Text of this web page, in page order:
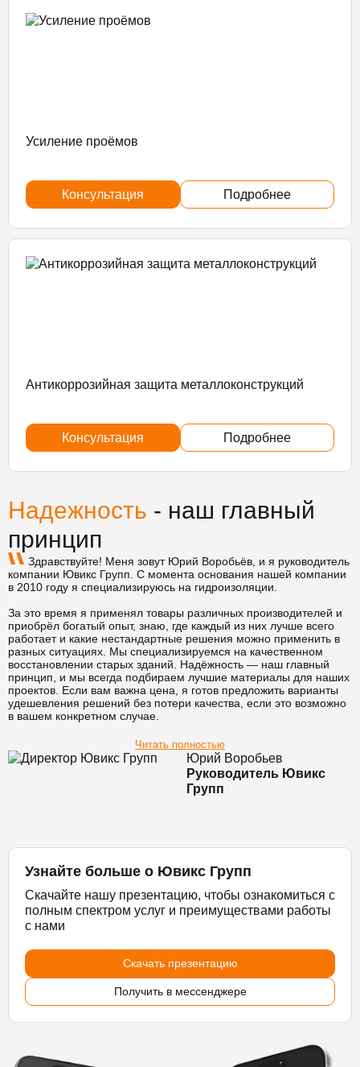
Усиление проёмов
Консультация Подробнее
Антикоррозийная защита металлоконструкций
Консультация Подробнее
Надежность - наш главный
принцип
Юрий Воробьев
Руководитель Ювикс
Групп
Узнайте больше о Ювикс Групп
Скачайте нашу презентацию, чтобы ознакомиться с
полным спектром услуг и преимуществами работы
с нами
Скачать презентацию
Получить в мессенджере
Здравствуйте! Меня зовут Юрий Воробьёв, и я руководитель
компании Ювикс Групп. С момента основания нашей компании
в 2010 году я специализируюсь на гидроизоляции.
За это время я применял товары различных производителей и
приобрёл богатый опыт, знаю, где каждый из них лучше всего
работает и какие нестандартные решения можно применить в
разных ситуациях. Мы специализируемся на качественном
восстановлении старых зданий. Надёжность — наш главный
принцип, и мы всегда подбираем лучшие материалы для наших
проектов. Если вам важна цена, я готов предложить варианты
удешевления решений без потери качества, если это возможно
в вашем конкретном случае.
Читать полностью